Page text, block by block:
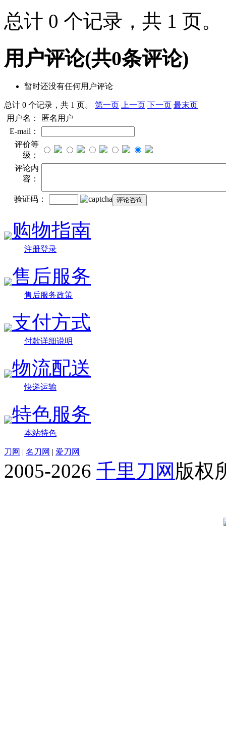
总计 0 个记录，共 1 页。
用户评论(共0条评论)
暂时还没有任何用户评论
总计 0 个记录，共 1 页。 第一页 上一页 下一页 最末页
用户名：
匿名用户
E-mail：
评价等
级：
评论内
容：
验证码：
购物指南
注册登录
售后服务
售后服务政策
支付方式
付款详细说明
物流配送
快递运输
特色服务
本站特色
刀网 | 名刀网 | 爱刀网
2005-2026 千里刀网 版权